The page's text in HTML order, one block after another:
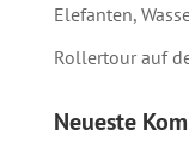
Elefanten,
Rollertour auf
Neueste